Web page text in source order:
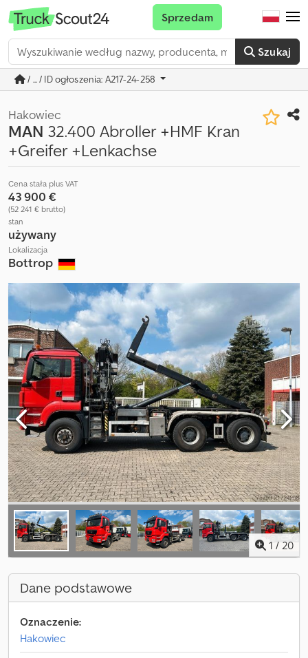
Szukaj
Sprzedam
/ ... / ID ogłoszenia: A217-24-258
Hakowiec
MAN 32.400 Abroller +HMF Kran
+Greifer +Lenkachse
Cena stała plus VAT
43 900 €
(52 241 € brutto)
stan
używany
Lokalizacja
Bottrop
1 / 20
Dane podstawowe
Oznaczenie:
Hakowiec